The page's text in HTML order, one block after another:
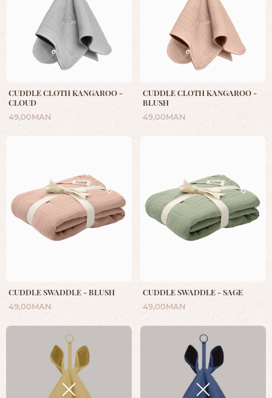
CUDDLE CLOTH KANGAROO -
CLOUD
49,00MAN
CUDDLE CLOTH KANGAROO -
BLUSH
49,00MAN
CUDDLE SWADDLE - BLUSH
49,00MAN
CUDDLE SWADDLE - SAGE
49,00MAN